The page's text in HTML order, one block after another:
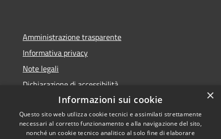
Amministrazione trasparente
Informativa privacy
Note legali
Dichiarazione di accessibilità
Copyright © 2026 • Città di
×
Informazioni sui cookie
Questo sito web utilizza cookie tecnici e assimilati strettamente
necessari al corretto funzionamento e alla navigazione del sito,
nonché un cookie tecnico analitico al solo fine di elaborare